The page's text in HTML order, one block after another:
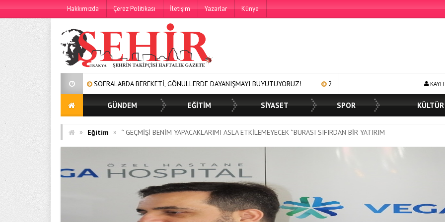
Hakkımızda Çerez Politikası İletişim Yazarlar Künye
SOFRALARDA BEREKETİ, GÖNÜLLERDE DAYANIŞMAYI BÜYÜTÜYORUZ! 250 BİN ÖĞÜN, BİNLERCE YÜZE GÜLÜMSEME
GÜNDEM EĞİTİM SİYASET SPOR
» Eğitim » ‘’ GEÇMİŞİ BENİM YAPACAKLARIMI ASLA ETKİLEMEYECEK ‘’BURASI SIFIRDAN BİR YATIRIM